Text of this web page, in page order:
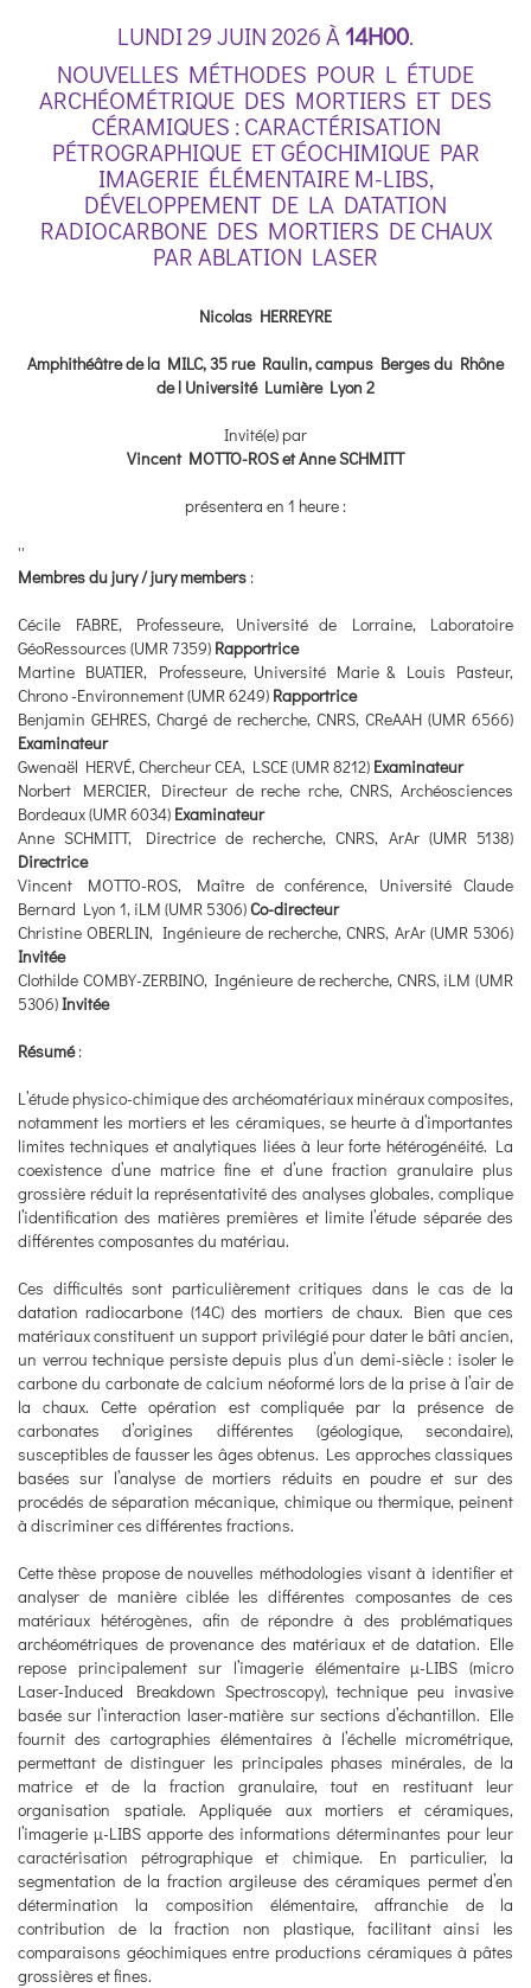
LUNDI 29 JUIN 2026 À14H00.
NOUVELLES MÉTHODES POUR L ÉTUDE
ARCHÉOMÉTRIQUE DES MORTIERS ET DES
CÉRAMIQUES : CARACTÉRISATION
PÉTROGRAPHIQUE ET GÉOCHIMIQUE PAR
IMAGERIE ÉLÉMENTAIRE Μ-LIBS,
DÉVELOPPEMENT DE LA DATATION
RADIOCARBONE DES MORTIERS DE CHAUX
PAR ABLATION LASER
Nicolas HERREYRE
Amphithéâtre de la MILC, 35 rue Raulin, campus Berges du Rhône
de l Université Lumière Lyon 2
Invité(e) par
Vincent MOTTO-ROS et Anne SCHMITT
présentera en 1 heure :
''
Membres du jury / jury members :
Cécile FABRE, Professeure, Université de Lorraine, Laboratoire
GéoRessources (UMR 7359) Rapportrice
Martine BUATIER, Professeure, Université Marie & Louis Pasteur,
Chrono -Environnement (UMR 6249) Rapportrice
Benjamin GEHRES, Chargé de recherche, CNRS, CReAAH (UMR 6566)
Examinateur
Gwenaël HERVÉ, Chercheur CEA, LSCE (UMR 8212) Examinateur
Norbert MERCIER, Directeur de reche rche, CNRS, Archéosciences
Bordeaux (UMR 6034) Examinateur
Anne SCHMITT, Directrice de recherche, CNRS, ArAr (UMR 5138)
Directrice
Vincent MOTTO-ROS, Maître de conférence, Université Claude
Bernard Lyon 1, iLM (UMR 5306)Co-directeur
Christine OBERLIN, Ingénieure de recherche, CNRS, ArAr (UMR 5306)
Invitée
Clothilde COMBY-ZERBINO, Ingénieure de recherche, CNRS, iLM (UMR
5306)Invitée
Résumé:
L’étude physico-chimique des archéomatériaux minéraux composites,
notamment les mortiers et les céramiques, se heurte à d’importantes
limites techniques et analytiques liées à leur forte hétérogénéité. La
coexistence d’une matrice fine et d’une fraction granulaire plus
grossière réduit la représentativité des analyses globales, complique
l’identification des matières premières et limite l’étude séparée des
différentes composantes du matériau.
Ces difficultés sont particulièrement critiques dans le cas de la
datation radiocarbone (14C) des mortiers de chaux. Bien que ces
matériaux constituent un support privilégié pour dater le bâti ancien,
un verrou technique persiste depuis plus d’un demi-siècle : isoler le
carbone du carbonate de calcium néoformé lors de la prise à l’air de
la chaux. Cette opération est compliquée par la présence de
carbonates d’origines différentes (géologique, secondaire),
susceptibles de fausser les âges obtenus. Les approches classiques
basées sur l’analyse de mortiers réduits en poudre et sur des
procédés de séparation mécanique, chimique ou thermique, peinent
à discriminer ces différentes fractions.
Cette thèse propose de nouvelles méthodologies visant à identifier et
analyser de manière ciblée les différentes composantes de ces
matériaux hétérogènes, afin de répondre à des problématiques
archéométriques de provenance des matériaux et de datation. Elle
repose principalement sur l’imagerie élémentaire μ-LIBS (micro
Laser-Induced Breakdown Spectroscopy), technique peu invasive
basée sur l’interaction laser-matière sur sections d’échantillon. Elle
fournit des cartographies élémentaires à l’échelle micrométrique,
permettant de distinguer les principales phases minérales, de la
matrice et de la fraction granulaire, tout en restituant leur
organisation spatiale. Appliquée aux mortiers et céramiques,
l’imagerie μ-LIBS apporte des informations déterminantes pour leur
caractérisation pétrographique et chimique. En particulier, la
segmentation de la fraction argileuse des céramiques permet d’en
détermination la composition élémentaire, affranchie de la
contribution de la fraction non plastique, facilitant ainsi les
comparaisons géochimiques entre productions céramiques à pâtes
grossières et fines.